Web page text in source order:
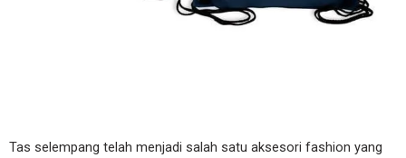
Tas selempang telah menjadi salah satu aksesori fashion yang